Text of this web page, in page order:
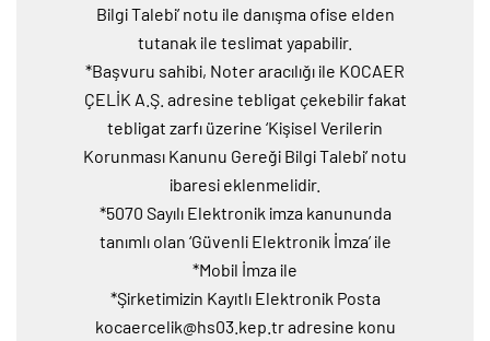
Bilgi Talebi’ notu ile danışma ofise elden
tutanak ile teslimat yapabilir.
*Başvuru sahibi, Noter aracılığı ile KOCAER
ÇELİK A.Ş. adresine tebligat çekebilir fakat
tebligat zarfı üzerine ‘Kişisel Verilerin
Korunması Kanunu Gereği Bilgi Talebi’ notu
ibaresi eklenmelidir.
*5070 Sayılı Elektronik imza kanununda
tanımlı olan ‘Güvenli Elektronik İmza’ ile
*Mobil İmza ile
*Şirketimizin Kayıtlı Elektronik Posta
kocaercelik@hs03.kep.tradresine konu